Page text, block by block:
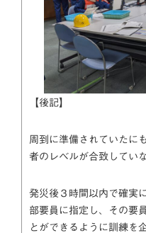
【後記】
周到に準備されていたに
者のレベルが合致してい
発災後３時間以内で確実
部要員に指定し、その要
とができるように訓練を